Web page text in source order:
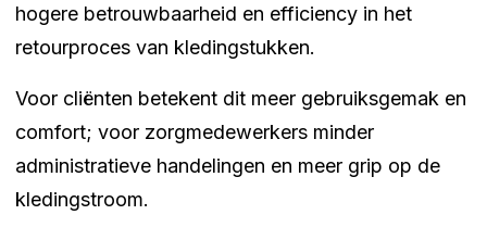
hogere betrouwbaarheid en efficiency in het
retourproces van kledingstukken.
Voor cliënten betekent dit meer gebruiksgemak en
comfort; voor zorgmedewerkers minder
administratieve handelingen en meer grip op de
kledingstroom.